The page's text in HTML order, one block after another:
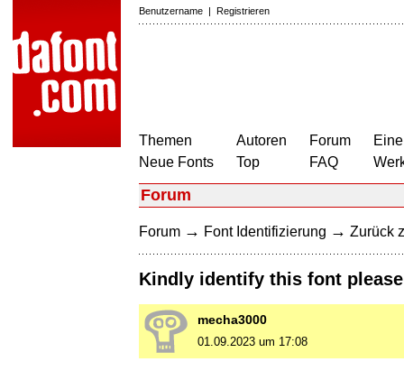
Benutzername | Registrieren
Themen
Neue Fonts
Autoren
Top
Forum
FAQ
Forum
Forum → Font Identifizierung → Zurück
Kindly identify this font please
mecha3000
01.09.2023 um 17:08